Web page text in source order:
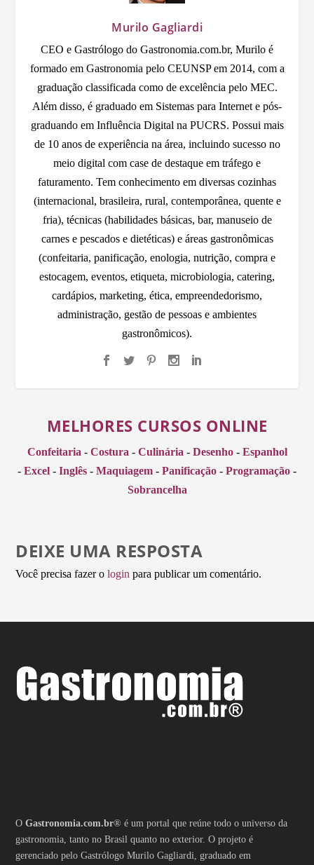
Murilo Gagliardi
CEO e Gastrólogo do Gastronomia.com.br, Murilo é
formado em Gastronomia pelo CEUNSP em 2014, com a
graduação classificada como de excelência pelo MEC.
Além disso, é graduado em Sistemas para Internet e pós-
graduando em Influência Digital na PUCRS. Possui mais
de 10 anos de experiência na área, incluindo sucesso no
meio digital com case de destaque em tráfego e
faturamento. Tem conhecimento em diversas cozinhas
(internacional, brasileira, rural, contemporânea, quente e
fria), técnicas (habilidades básicas, bar, manuseio de
carnes e pescados e dietéticas) e áreas gastronômicas
(confeitaria, panificação, enologia, nutrição, compra e
estocagem, eventos, etiqueta, microbiologia, catering,
cardápios, marketing, ética, empreendedorismo,
administração, gestão de pessoas e ambientes
gastronômicos).
MELHORES CURSOS ONLINE
Confeitaria - Costura - Culinária - Desenho- Espanhol
- Excel - Inglês - Maquiagem - Panificação - Programação -
Sobrancelha
DEIXE UMA RESPOSTA
Você precisa fazer ologin para publicar um comentário.
OGastronomia.com.br® é um portal que reúne todo o universo da
gastronomia, tanto no Brasil quanto no exterior. O projeto é
gerenciado pelo Gastrólogo Murilo Gagliardi, graduado em